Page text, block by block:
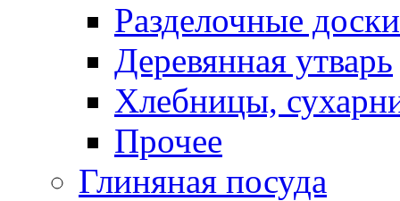
Разделочные доски
Деревянная утварь
Хлебницы,
Прочее
Глиняная посуда